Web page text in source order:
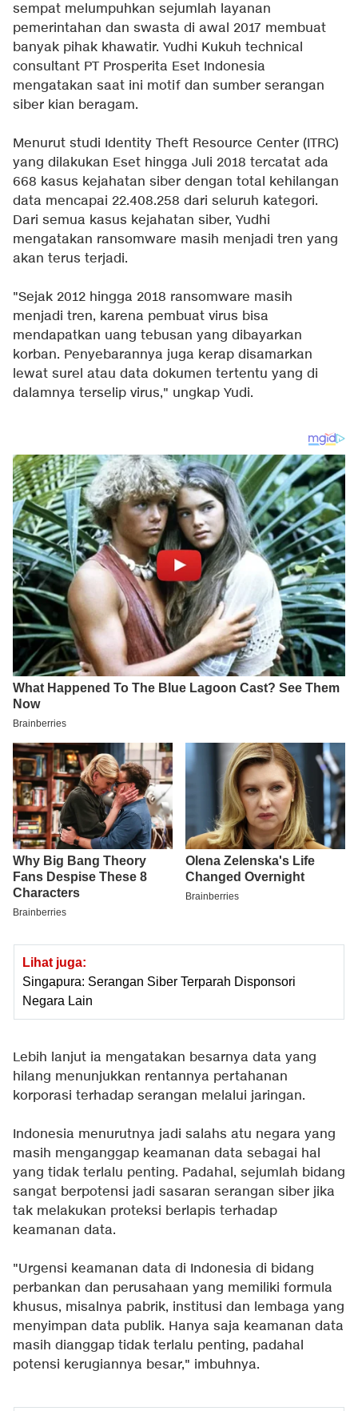
sempat melumpuhkan sejumlah layanan
pemerintahan dan swasta di awal 2017 membuat
banyak pihak khawatir. Yudhi Kukuh technical
consultant PT Prosperita Eset Indonesia
mengatakan saat ini motif dan sumber serangan
siber kian beragam.
Menurut studi Identity Theft Resource Center (ITRC)
yang dilakukan Eset hingga Juli 2018 tercatat ada
668 kasus kejahatan siber dengan total kehilangan
data mencapai 22.408.258 dari seluruh kategori.
Dari semua kasus kejahatan siber, Yudhi
mengatakan ransomware masih menjadi tren yang
akan terus terjadi.
"Sejak 2012 hingga 2018 ransomware masih
menjadi tren, karena pembuat virus bisa
mendapatkan uang tebusan yang dibayarkan
korban. Penyebarannya juga kerap disamarkan
lewat surel atau data dokumen tertentu yang di
dalamnya terselip virus," ungkap Yudi.
Lihat juga:
Singapura: Serangan Siber Terparah Disponsori
Negara Lain
Lebih lanjut ia mengatakan besarnya data yang
hilang menunjukkan rentannya pertahanan
korporasi terhadap serangan melalui jaringan.
Indonesia menurutnya jadi salahs atu negara yang
masih menganggap keamanan data sebagai hal
yang tidak terlalu penting. Padahal, sejumlah bidang
sangat berpotensi jadi sasaran serangan siber jika
tak melakukan proteksi berlapis terhadap
keamanan data.
"Urgensi keamanan data di Indonesia di bidang
perbankan dan perusahaan yang memiliki formula
khusus, misalnya pabrik, institusi dan lembaga yang
menyimpan data publik. Hanya saja keamanan data
masih dianggap tidak terlalu penting, padahal
potensi kerugiannya besar," imbuhnya.